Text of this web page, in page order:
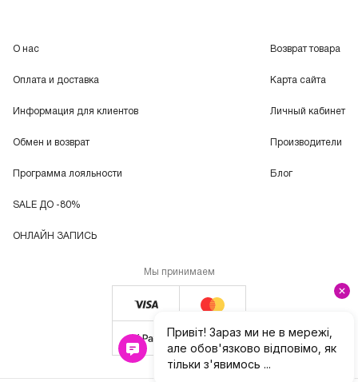
О нас
Оплата и доставка
Информация для клиентов
Обмен и возврат
Программа лояльности
SALE ДО -80%
ОНЛАЙН ЗАПИСЬ
Возврат товара
Карта сайта
Личный кабинет
Производители
Блог
Мы принимаем